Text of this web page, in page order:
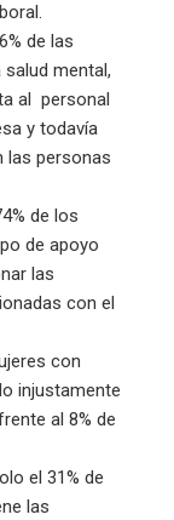
de las
mental,
al personal
y todavía
las personas
de los
de apoyo
las
con el
con
injustamente
al 8% de
el 31% de
las